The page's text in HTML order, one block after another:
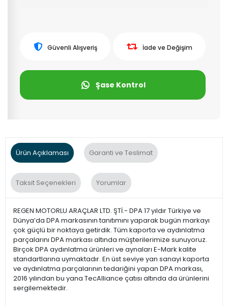
Güvenli Alışveriş İade ve Değişim
Şase Kontrol
Ürün Açıklaması Garanti ve Teslimat
Taksit Seçenekleri Yorumlar
REGEN MOTORLU ARAÇLAR LTD. ŞTİ.- DPA 17 yıldır Türkiye ve
Dünya’da DPA markasının tanıtımını yaparak bugün markayı
çok güçlü bir noktaya getirdik. Tüm kaporta ve aydınlatma
parçalarını DPA markası altında müşterilerimize sunuyoruz.
Birçok DPA aydınlatma ürünleri ve aynaları E-Mark kalite
standartlarına uymaktadır. En üst seviye yan sanayi kaporta
ve aydınlatma parçalarının tedariğini yapan DPA markası,
2016 yılından bu yana TecAlliance çatısı altında da ürünlerini
sergilemektedir.